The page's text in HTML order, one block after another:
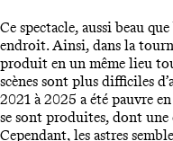
Ce spectacle, aussi beau
endroit. Ainsi, dans la
produit en un même lieu
scènes sont plus difficiles
2021 à 2025 a été pauvre
se sont produites, dont une
Cependant, les astres